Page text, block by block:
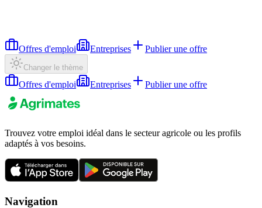
Offres d'emploi Entreprises Publier une offre
Changer le thème
Offres d'emploi Entreprises Publier une offre
Trouvez votre emploi idéal dans le secteur agricole ou les profils
adaptés à vos besoins.
Navigation